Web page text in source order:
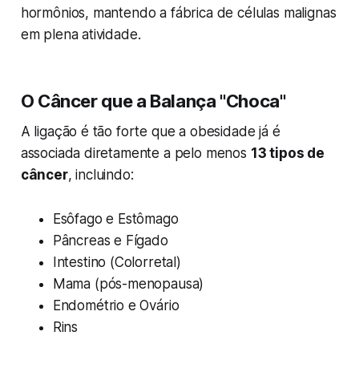
hormônios, mantendo a fábrica de células malignas
em plena atividade.
O Câncer que a Balança "Choca"
A ligação é tão forte que a obesidade já é
associada diretamente a pelo menos 13 tipos de
câncer, incluindo:
Esôfago e Estômago
Pâncreas e Fígado
Intestino (Colorretal)
Mama (pós-menopausa)
Endométrio e Ovário
Rins